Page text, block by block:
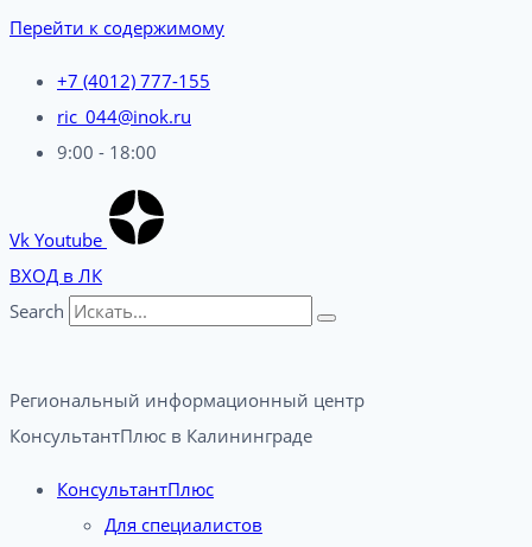
Перейти к содержимому
+7 (4012) 777-155
ric_044@inok.ru
9:00 - 18:00
Vk Youtube
ВХОД в ЛК
Search
Региональный информационный центр
КонсультантПлюс в Калининграде​
КонсультантПлюс
Для специалистов